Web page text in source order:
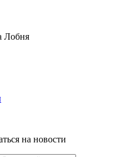
Лобня
на новости